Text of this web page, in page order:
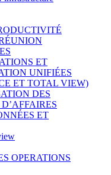
ET
UNIFIÉES
ET TOTAL VIEW)
DES
ET
OPERATIONS